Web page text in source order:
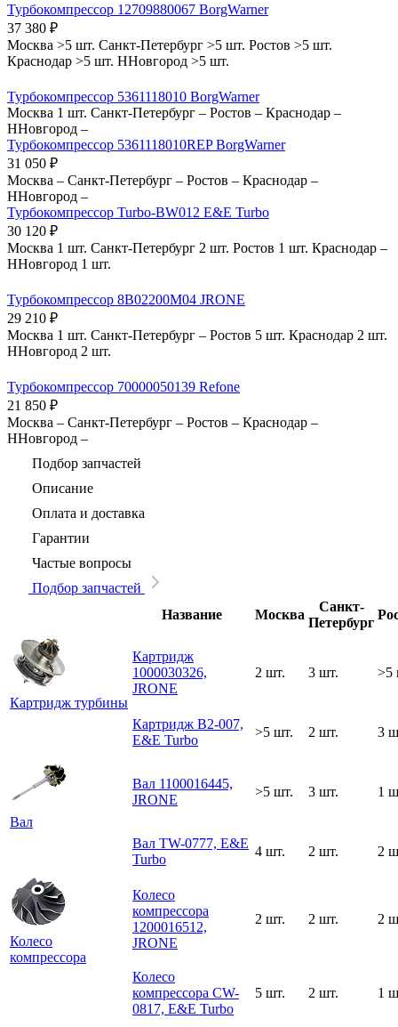
Турбокомпрессор 12709880067 BorgWarner
37 380 ₽
Москва >5 шт. Санкт-Петербург >5 шт. Ростов >5 шт.
Краснодар >5 шт. ННовгород >5 шт.
Турбокомпрессор 5361118010 BorgWarner
Москва 1 шт. Санкт-Петербург – Ростов – Краснодар –
ННовгород –
Турбокомпрессор 5361118010REP BorgWarner
31 050 ₽
Москва – Санкт-Петербург – Ростов – Краснодар –
ННовгород –
Турбокомпрессор Turbo-BW012 E&E Turbo
30 120 ₽
Москва 1 шт. Санкт-Петербург 2 шт. Ростов 1 шт. Краснодар –
ННовгород 1 шт.
Турбокомпрессор 8B02200M04 JRONE
29 210 ₽
Москва 1 шт. Санкт-Петербург – Ростов 5 шт. Краснодар 2 шт.
ННовгород 2 шт.
Турбокомпрессор 70000050139 Refone
21 850 ₽
Москва – Санкт-Петербург – Ростов – Краснодар –
ННовгород –
Подбор запчастей
Описание
Оплата и доставка
Гарантии
Частые вопросы
Подбор запчастей
Название
Москва
Санкт-
Петербург
Картридж турбины
Картридж
1000030326,
JRONE
2 шт. 3 шт. >5
Картридж B2-007,
E&E Turbo
>5 шт. 2 шт. 3
Вал
Вал 1100016445,
JRONE
>5 шт. 3 шт. 1
Вал TW-0777, E&E
Turbo
4 шт. 2 шт. 2
Колесо
компрессора
Колесо
компрессора
1200016512,
JRONE
2 шт. 2 шт. 2
Колесо
компрессора CW-
0817, E&E Turbo
5 шт. 2 шт. 1